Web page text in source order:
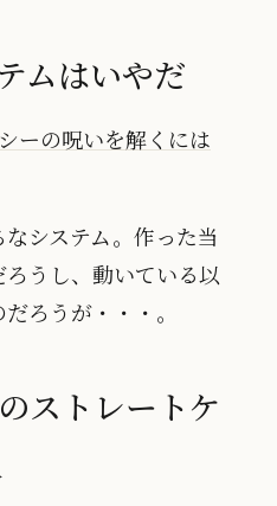
ムはいやだ
ーの呪いを解くには
システム。作った当
うし、動いている以
ろうが・・・。
ストレートケ